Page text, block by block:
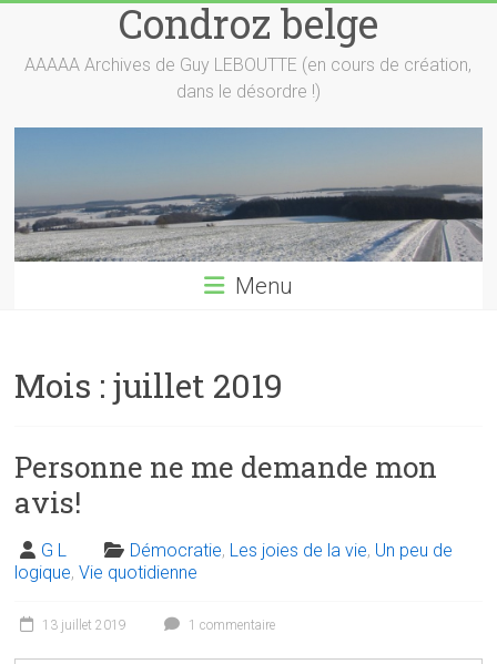
content
Condroz belge
AAAAA Archives de Guy LEBOUTTE (en cours de création,
dans le désordre !)
Menu
Mois :juillet 2019
Personne ne me demande mon
avis!
G L Démocratie, Les joies de la vie, Un peu de
logique,Vie quotidienne
13 juillet 2019 1 commentaire